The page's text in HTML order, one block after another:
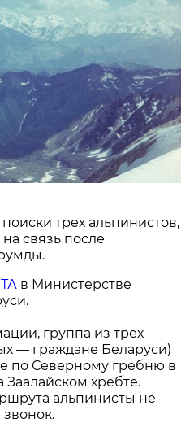
трех альпинистов,
связь после
в Министерстве
группа из трех
— граждане Беларуси)
по Северному гребню в
хребте.
альпинисты не